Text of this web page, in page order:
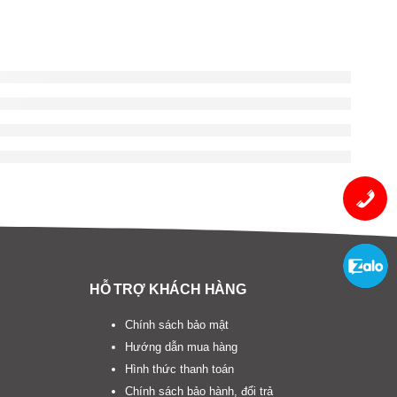
HỖ TRỢ KHÁCH HÀNG
Chính sách bảo mật
Hướng dẫn mua hàng
Hình thức thanh toán
Chính sách bảo hành, đổi trả